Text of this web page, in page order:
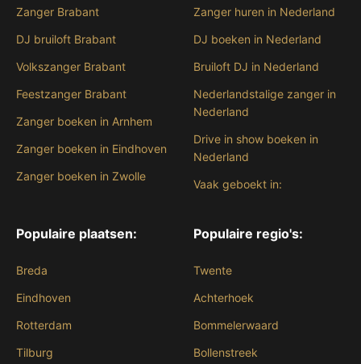
Zanger Brabant
DJ bruiloft Brabant
Volkszanger Brabant
Feestzanger Brabant
Zanger boeken in Arnhem
Zanger boeken in Eindhoven
Zanger boeken in Zwolle
Zanger huren in Nederland
DJ boeken in Nederland
Bruiloft DJ in Nederland
Nederlandstalige zanger in
Nederland
Drive in show boeken in
Nederland
Vaak geboekt in:
Populaire plaatsen:
Breda
Eindhoven
Rotterdam
Tilburg
Populaire regio's:
Twente
Achterhoek
Bommelerwaard
Bollenstreek